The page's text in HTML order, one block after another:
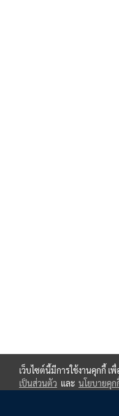
เว็บไซต์นี้มีการใช้งานคุกกี้
เป็นส่วนตัว และ นโยบายคุก